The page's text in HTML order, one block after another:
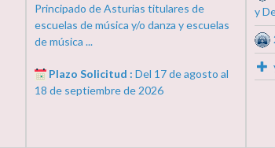
Principado de Asturias titulares de
escuelas de música y/o danza y escuelas
de música ...
Plazo Solicitud : Del 17 de agosto al
18 de septiembre de 2026
y